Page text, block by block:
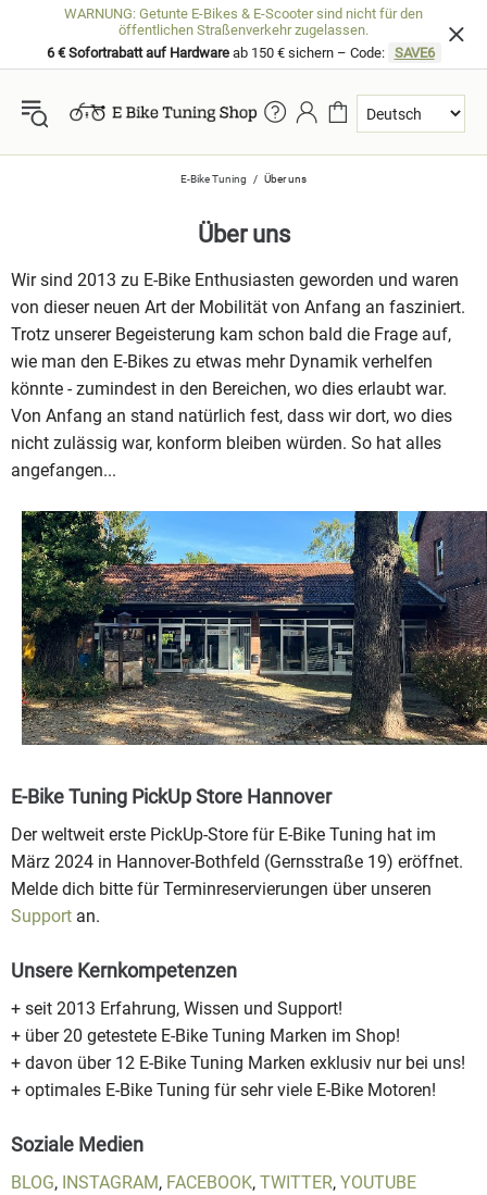
WARNUNG: Getunte E-Bikes & E-Scooter sind nicht für den
öffentlichen Straßenverkehr zugelassen.
6 € Sofortrabatt auf Hardwareab 150 € sichern – Code: SAVE6
E-Bike Tuning Über uns
Über uns
Wir sind 2013 zu E-Bike Enthusiasten geworden und waren
von dieser neuen Art der Mobilität von Anfang an fasziniert.
Trotz unserer Begeisterung kam schon bald die Frage auf,
wie man den E-Bikes zu etwas mehr Dynamik verhelfen
könnte - zumindest in den Bereichen, wo dies erlaubt war.
Von Anfang an stand natürlich fest, dass wir dort, wo dies
nicht zulässig war, konform bleiben würden. So hat alles
angefangen...
E-Bike Tuning PickUp Store Hannover
Der weltweit erste PickUp-Store für E-Bike Tuning hat im
März 2024 in Hannover-Bothfeld (Gernsstraße 19) eröffnet.
Melde dich bitte für Terminreservierungen über unseren
Support an.
Unsere Kernkompetenzen
+ seit 2013 Erfahrung, Wissen und Support!
+ über 20 getestete E-Bike Tuning Marken im Shop!
+ davon über 12 E-Bike Tuning Marken exklusiv nur bei uns!
+ optimales E-Bike Tuning für sehr viele E-Bike Motoren!
Soziale Medien
BLOG, INSTAGRAM, FACEBOOK, TWITTER, YOUTUBE